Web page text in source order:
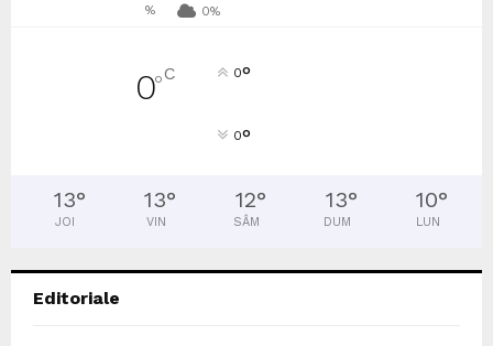
% 0%
0°C 0°
0°
13°
JOI
13°
VIN
12°
SÂM
13°
DUM
10°
LUN
Editoriale